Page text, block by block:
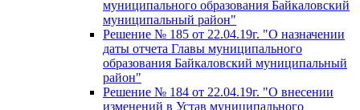
муниципального образования Байкаловский
муниципальный район"
Решение № 185 от 22.04.19г. "О назначении
даты отчета Главы муниципального
образования Байкаловский муниципальный
район"
Решение № 184 от 22.04.19г. "О внесении
изменений в Устав муниципального